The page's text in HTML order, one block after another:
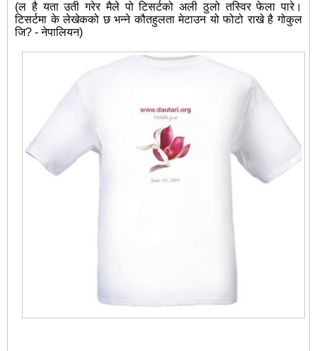
(ल है यता उती गरेर मैले पो टिसर्टको अली ठुलो तस्विर फेला पारे।
टिसर्टमा के लेखेकको छ भन्ने कौतहुलता मेटाउन यो फोटो राखे है गोकुल
जि? - नेपालियन)